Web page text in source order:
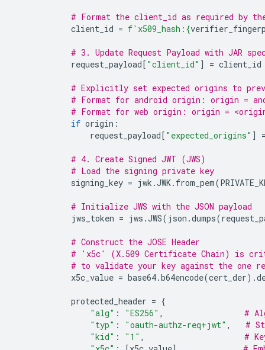
# Format the client_id as required by
client_id = f'x509_hash: {
# 3. Update Request Payload with JAR
request_payload[ "client_id" ] = client_id
# Explicitly set expected origins to
# Format for android origin: origin =
# Format for web origin: origin =
if origin :
request_payload[ "expected_origins" ]
# 4. Create Signed JWT (JWS)
# Load the signing private key
signing_key = jwk .JWK. from_pem(
# Initialize JWS with the JSON payload
jws_token = jws .JWS( json .dumps(
# Construct the JOSE Header
# 'x5c' (X.509 Certificate Chain) is
# to validate your key against the one
x5c_value = base64.b64encode(cert_der) .
protected_header = {
"alg" : "ES256" ,
#
"typ" : "oauth-authz-req+jwt" ,
#
"kid" : "1" ,
#